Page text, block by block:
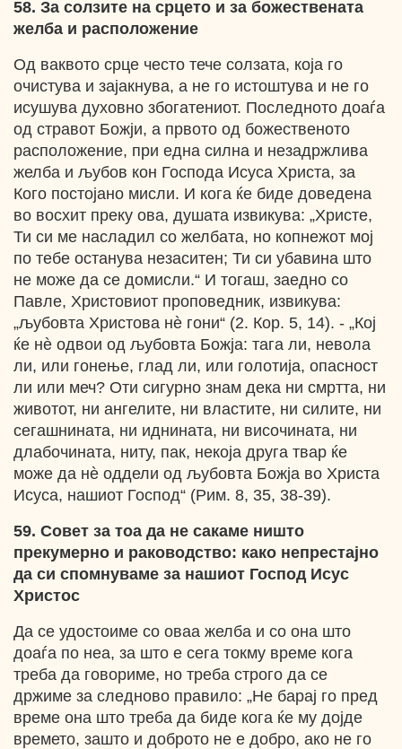
58. За солзите на срцето и за божествената
желба и расположение
Од ваквото срце често тече солзата, која го
очистува и зајакнува, а не го истоштува и не го
исушува духовно збогатениот. Последното доаѓа
од стравот Божји, а првото од божественото
расположение, при една силна и незадржлива
желба и љубов кон Господа Исуса Христа, за
Кого постојано мисли. И кога ќе биде доведена
во восхит преку ова, душата извикува: „Христе,
Ти си ме насладил со желбата, но копнежот мој
по тебе останува незаситен; Ти си убавина што
не може да се домисли.“ И тогаш, заедно со
Павле, Христовиот проповедник, извикува:
„љубовта Христова нѐ гони“ (2. Кор. 5, 14). - „Кој
ќе нѐ одвои од љубовта Божја: тага ли, невола
ли, или гонење, глад ли, или голотија, опасност
ли или меч? Оти сигурно знам дека ни смртта, ни
животот, ни ангелите, ни властите, ни силите, ни
сегашнината, ни иднината, ни височината, ни
длабочината, ниту, пак, некоја друга твар ќе
може да нѐ оддели од љубовта Божја во Христа
Исуса, нашиот Господ“ (Рим. 8, 35, 38-39).
59. Совет за тоа да не сакаме ништо
прекумерно и раководство: како непрестајно
да си спомнуваме за нашиот Господ Исус
Христос
Да се удостоиме со оваа желба и со она што
доаѓа по неа, за што е сега токму време кога
треба да говориме, но треба строго да се
држиме за следново правило: „Не барај го пред
време она што треба да биде кога ќе му дојде
времето, зашто и доброто не е добро, ако не го